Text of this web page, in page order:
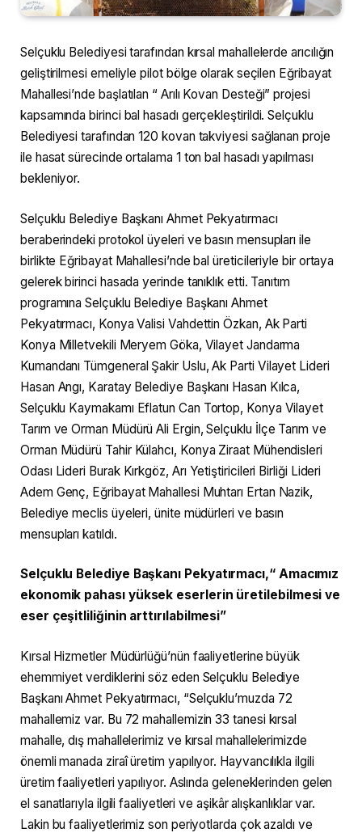
Selçuklu Belediyesi tarafından kırsal mahallelerde arıcılığın
geliştirilmesi emeliyle pilot bölge olarak seçilen Eğribayat
Mahallesi’nde başlatılan “ Arılı Kovan Desteği” projesi
kapsamında birinci bal hasadı gerçekleştirildi. Selçuklu
Belediyesi tarafından 120 kovan takviyesi sağlanan proje
ile hasat sürecinde ortalama 1 ton bal hasadı yapılması
bekleniyor.
Selçuklu Belediye Başkanı Ahmet Pekyatırmacı
beraberindeki protokol üyeleri ve basın mensupları ile
birlikte Eğribayat Mahallesi’nde bal üreticileriyle bir ortaya
gelerek birinci hasada yerinde tanıklık etti. Tanıtım
programına Selçuklu Belediye Başkanı Ahmet
Pekyatırmacı, Konya Valisi Vahdettin Özkan, Ak Parti
Konya Milletvekili Meryem Göka, Vilayet Jandarma
Kumandanı Tümgeneral Şakir Uslu, Ak Parti Vilayet Lideri
Hasan Angı, Karatay Belediye Başkanı Hasan Kılca,
Selçuklu Kaymakamı Eflatun Can Tortop, Konya Vilayet
Tarım ve Orman Müdürü Ali Ergin, Selçuklu İlçe Tarım ve
Orman Müdürü Tahir Külahcı, Konya Ziraat Mühendisleri
Odası Lideri Burak Kırkgöz, Arı Yetiştiricileri Birliği Lideri
Adem Genç, Eğribayat Mahallesi Muhtarı Ertan Nazik,
Belediye meclis üyeleri, ünite müdürleri ve basın
mensupları katıldı.
Selçuklu Belediye Başkanı Pekyatırmacı,“ Amacımız
ekonomik pahası yüksek eserlerin üretilebilmesi ve
eser çeşitliliğinin arttırılabilmesi”
Kırsal Hizmetler Müdürlüğü’nün faaliyetlerine büyük
ehemmiyet verdiklerini söz eden Selçuklu Belediye
Başkanı Ahmet Pekyatırmacı, “Selçuklu’muzda 72
mahallemiz var. Bu 72 mahallemizin 33 tanesi kırsal
mahalle, dış mahallelerimiz ve kırsal mahallelerimizde
önemli manada ziraî üretim yapılıyor. Hayvancılıkla ilgili
üretim faaliyetleri yapılıyor. Aslında geleneklerinden gelen
el sanatlarıyla ilgili faaliyetleri ve aşikâr alışkanlıklar var.
Lakin bu faaliyetlerimiz son periyotlarda çok azaldı ve